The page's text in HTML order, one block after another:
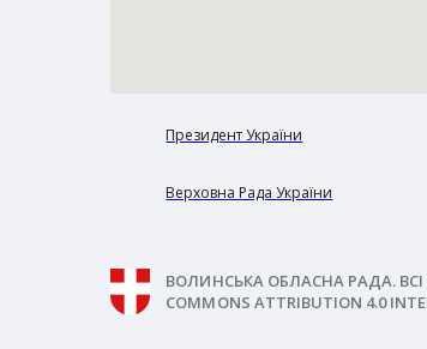
Президент України
Верховна Рада України
ВОЛИНСЬКА ОБЛАСНА РАДА. ВСІ
COMMONS ATTRIBUTION 4.0